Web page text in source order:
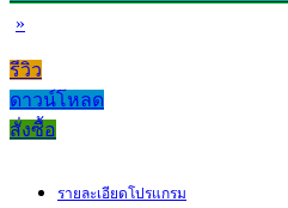
»
รีวิว
ดาวน์โหลด
สั่งซื้อ
รายละเอียดโปรแกรม